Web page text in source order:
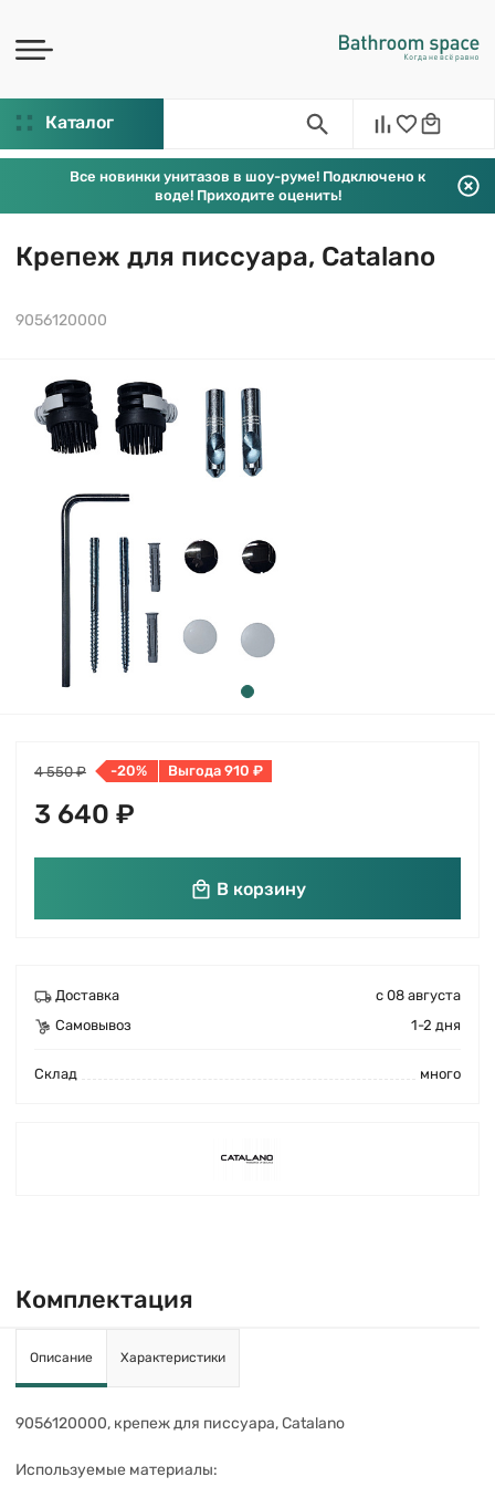
Каталог
Все новинки унитазов в шоу-руме! Подключено к
воде! Приходите оценить!
Крепеж для писсуара, Catalano
9056120000
4 550 ₽ -20% Выгода 910 ₽
3 640 ₽
В корзину
Доставка
с 08 августа
Самовывоз
1-2 дня
Cклад много
Комплектация
Описание Характеристики
9056120000, крепеж для писсуара, Catalano
Используемые материалы: